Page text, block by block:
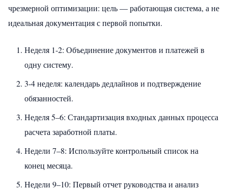
чрезмерной оптимизации: цель — работающая система, а не
идеальная документация с первой попытки.
Неделя 1-2: Объединение документов и платежей в
одну систему.
3-4 неделя: календарь дедлайнов и подтверждение
обязанностей.
Неделя 5–6: Стандартизация входных данных процесса
расчета заработной платы.
Недели 7–8: Используйте контрольный список на
конец месяца.
Недели 9–10: Первый отчет руководства и анализ